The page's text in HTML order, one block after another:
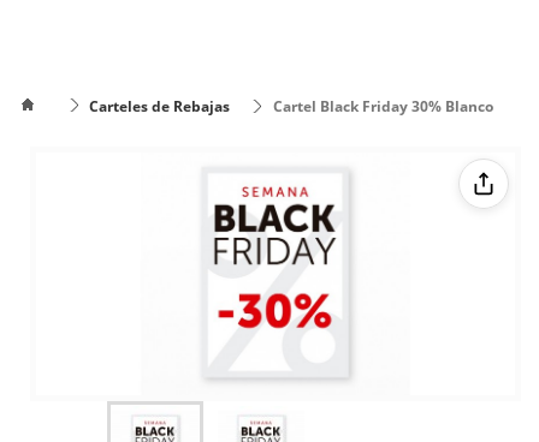
Carteles de Rebajas Cartel Black Friday 30% Blanco
Cómo cambiar
de color el texto
Cerrar